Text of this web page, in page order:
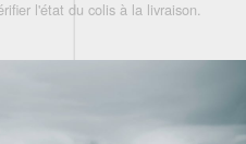
l'état du colis à la livraison.